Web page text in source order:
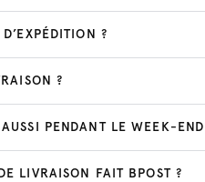
?
?
PENDANT LE WEEK-
LIVRAISON FAIT BPOST ?